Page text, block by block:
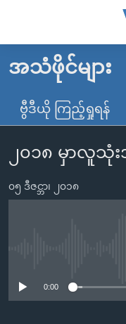
လွယ်ကူ
သည့်
များ
ပင်မ
ပင်မ
မူလစာမျက်နှာ
မြန်မာ
ကမ္ဘာ့သတင်းများ
နိုင်ငံတကာ
တရုတ်
ဗွီဒီယို
ရပ်ဝန်းတခု လမ်းတခု
ရုပ်ရှင်ထဲက အင်္ဂလိပ်စာ
တီဗွီ
ရေဒီယို/တီဗွီအစီအစဉ်
အသံဖိုင်များ
ဗွီဒီယို ကြည့်ရှုရန်
၂၀၁၈ မှာလူသုံး
၀၅ ဒီဇင္ဘာ၊ ၂၀၁၈
0:00